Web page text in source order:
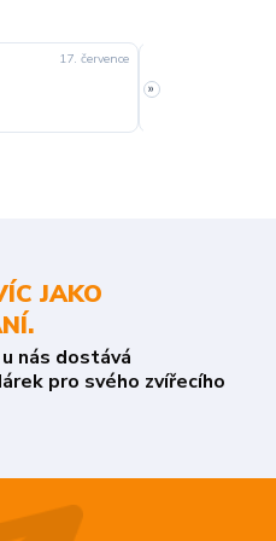
17. července
slušná rychlost
»
JAKO
nás dostává
pro svého zvířecího